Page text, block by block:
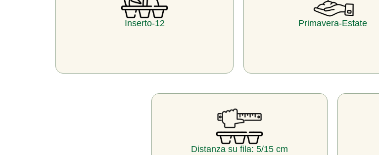
Inserto-12 Primavera-Estate
Distanza su fila: 5/15 cm